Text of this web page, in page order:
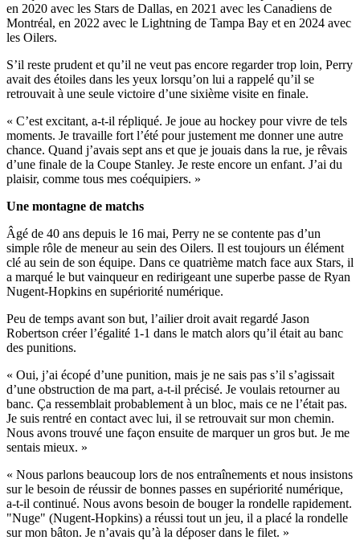
en 2020 avec les Stars de Dallas, en 2021 avec les Canadiens de
Montréal, en 2022 avec le Lightning de Tampa Bay et en 2024 avec
les Oilers.
S’il reste prudent et qu’il ne veut pas encore regarder trop loin, Perry
avait des étoiles dans les yeux lorsqu’on lui a rappelé qu’il se
retrouvait à une seule victoire d’une sixième visite en finale.
« C’est excitant, a-t-il répliqué. Je joue au hockey pour vivre de tels
moments. Je travaille fort l’été pour justement me donner une autre
chance. Quand j’avais sept ans et que je jouais dans la rue, je rêvais
d’une finale de la Coupe Stanley. Je reste encore un enfant. J’ai du
plaisir, comme tous mes coéquipiers. »
Une montagne de matchs
Âgé de 40 ans depuis le 16 mai, Perry ne se contente pas d’un
simple rôle de meneur au sein des Oilers. Il est toujours un élément
clé au sein de son équipe. Dans ce quatrième match face aux Stars, il
a marqué le but vainqueur en redirigeant une superbe passe de Ryan
Nugent-Hopkins en supériorité numérique.
Peu de temps avant son but, l’ailier droit avait regardé Jason
Robertson créer l’égalité 1-1 dans le match alors qu’il était au banc
des punitions.
« Oui, j’ai écopé d’une punition, mais je ne sais pas s’il s’agissait
d’une obstruction de ma part, a-t-il précisé. Je voulais retourner au
banc. Ça ressemblait probablement à un bloc, mais ce ne l’était pas.
Je suis rentré en contact avec lui, il se retrouvait sur mon chemin.
Nous avons trouvé une façon ensuite de marquer un gros but. Je me
sentais mieux. »
« Nous parlons beaucoup lors de nos entraînements et nous insistons
sur le besoin de réussir de bonnes passes en supériorité numérique,
a-t-il continué. Nous avons besoin de bouger la rondelle rapidement.
"Nuge" (Nugent-Hopkins) a réussi tout un jeu, il a placé la rondelle
sur mon bâton. Je n’avais qu’à la déposer dans le filet. »